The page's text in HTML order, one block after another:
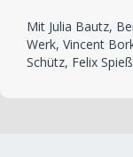
Mit Julia Bautz,
Werk, Vincent
Schütz, Felix